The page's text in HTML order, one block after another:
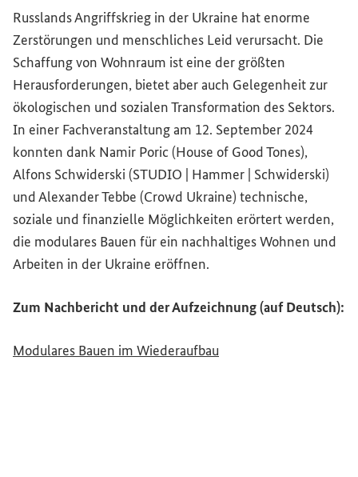
Russlands Angriffskrieg in der Ukraine hat enorme
Zerstörungen und menschliches Leid verursacht. Die
Schaffung von Wohnraum ist eine der größten
Herausforderungen, bietet aber auch Gelegenheit zur
ökologischen und sozialen Transformation des Sektors.
In einer Fachveranstaltung am 12. September 2024
konnten dank Namir Poric (House of Good Tones),
Alfons Schwiderski (STUDIO | Hammer | Schwiderski)
und Alexander Tebbe (Crowd Ukraine) technische,
soziale und finanzielle Möglichkeiten erörtert werden,
die modulares Bauen für ein nachhaltiges Wohnen und
Arbeiten in der Ukraine eröffnen.
Zum Nachbericht und der Aufzeichnung (auf Deutsch):
Modulares Bauen im Wiederaufbau